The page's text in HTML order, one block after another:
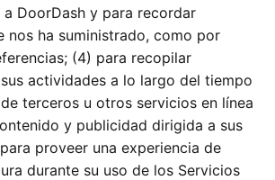
DoorDash y para recordar
nos ha suministrado, como por
(4) para recopilar
actividades a lo largo del tiempo
terceros u otros servicios en línea
y publicidad dirigida a sus
proveer una experiencia de
durante su uso de los Servicios